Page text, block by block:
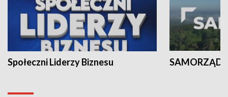
Społeczni Liderzy Biznesu SAMORZĄD